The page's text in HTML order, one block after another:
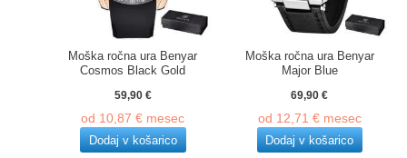
Moška ročna ura Benyar
Cosmos Black Gold
59,90 €
od 10,87€ mesec
Dodaj v košarico
Moška ročna ura Benyar
Major Blue
69,90€
od 12,71 €mesec
Dodaj v košarico